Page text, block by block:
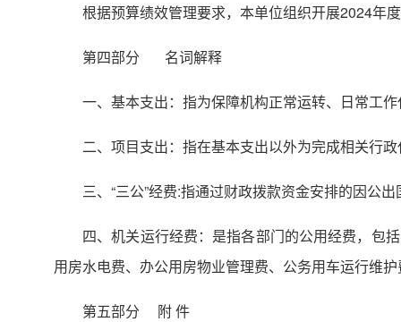
根据预算绩效管理要求，本单位组织开展2024年
第四部分 名词解释
一、基本支出：指为保障机构正常运转、日常工
二、项目支出：指在基本支出以外为完成相关行
三、“三公”经费:指通过财政拨款资金安排的因公
四、机关运行经费：是指各部门的公用经费，包
用房水电费、办公用房物业管理费、公务用车运行维
第五部分 附 件